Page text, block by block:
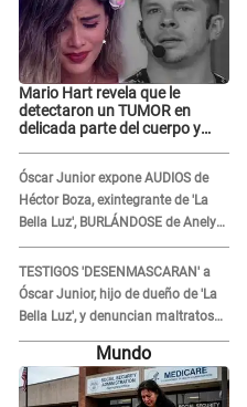
Mario Hart revela que le
detectaron un TUMOR en
delicada parte del cuerpo y
Óscar Junior expone AUDIOS de
Héctor Boza, exintegrante de 'La
Bella Luz', BURLÁNDOSE de Anely
Dávila tras acusarlo de maltrato:
"Grábame..."
TESTIGOS 'DESENMASCARAN' a
Óscar Junior, hijo de dueño de 'La
Bella Luz', y denuncian maltratos
en la orquesta: "Los humilla..."
Mundo